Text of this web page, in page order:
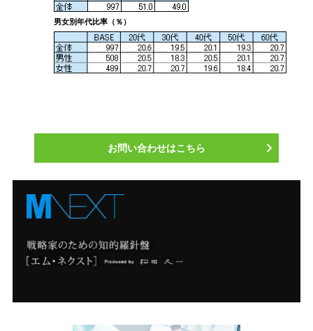
男女別年代比率（％）
お問い合わせはこちら